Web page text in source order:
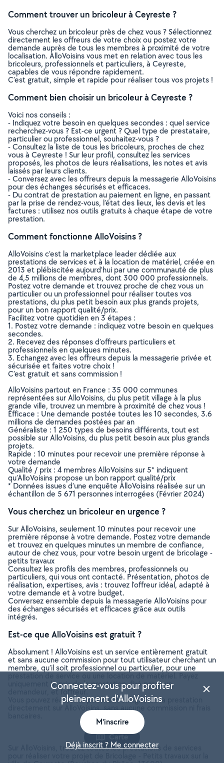
Comment trouver un bricoleur à Ceyreste ?
Vous cherchez un bricoleur près de chez vous ? Sélectionnez
directement les offreurs de votre choix ou postez votre
demande auprès de tous les membres à proximité de votre
localisation. AlloVoisins vous met en relation avec tous les
bricoleurs, professionnels et particuliers, à Ceyreste,
capables de vous répondre rapidement.
C’est gratuit, simple et rapide pour réaliser tous vos projets !
Comment bien choisir un bricoleur à Ceyreste ?
Voici nos conseils :
- Indiquez votre besoin en quelques secondes : quel service
recherchez-vous ? Est-ce urgent ? Quel type de prestataire,
particulier ou professionnel, souhaitez-vous ?
- Consultez la liste de tous les bricoleurs, proches de chez
vous à Ceyreste ! Sur leur profil, consultez les services
proposés, les photos de leurs réalisations, les notes et avis
laissés par leurs clients.
- Conversez avec les offreurs depuis la messagerie AlloVoisins
pour des échanges sécurisés et efficaces.
- Du contrat de prestation au paiement en ligne, en passant
par la prise de rendez-vous, l’état des lieux, les devis et les
factures : utilisez nos outils gratuits à chaque étape de votre
prestation.
Comment fonctionne AlloVoisins ?
AlloVoisins c’est la marketplace leader dédiée aux
prestations de services et à la location de matériel, créée en
2013 et plébiscitée aujourd’hui par une communauté de plus
de 4,5 millions de membres, dont 300 000 professionnels.
Postez votre demande et trouvez proche de chez vous un
particulier ou un professionnel pour réaliser toutes vos
prestations, du plus petit besoin aux plus grands projets,
pour un bon rapport qualité/prix.
Facilitez votre quotidien en 3 étapes :
1. Postez votre demande : indiquez votre besoin en quelques
secondes.
2. Recevez des réponses d’offreurs particuliers et
professionnels en quelques minutes.
3. Echangez avec les offreurs depuis la messagerie privée et
sécurisée et faites votre choix !
C’est gratuit et sans commission !
AlloVoisins partout en France : 35 000 communes
représentées sur AlloVoisins, du plus petit village à la plus
grande ville, trouvez un membre à proximité de chez vous !
Efficace : Une demande postée toutes les 10 secondes, 3.6
millions de demandes postées par an
Généraliste : 1 250 types de besoins différents, tout est
possible sur AlloVoisins, du plus petit besoin aux plus grands
projets.
Rapide : 10 minutes pour recevoir une première réponse à
votre demande
Qualité / prix : 4 membres AlloVoisins sur 5* indiquent
qu’AlloVoisins propose un bon rapport qualité/prix
* Données issues d’une enquête AlloVoisins réalisée sur un
échantillon de 5 671 personnes interrogées (Février 2024)
Vous cherchez un bricoleur en urgence ?
Sur AlloVoisins, seulement 10 minutes pour recevoir une
première réponse à votre demande. Postez votre demande
et trouvez en quelques minutes un membre de confiance,
autour de chez vous, pour votre besoin urgent de bricolage -
petits travaux
Consultez les profils des membres, professionnels ou
particuliers, qui vous ont contacté. Présentation, photos de
réalisation, expertises, avis : trouvez l'offreur idéal, adapté à
votre demande et à votre budget.
Conversez ensemble depuis la messagerie AlloVoisins pour
des échanges sécurisés et efficaces grâce aux outils
intégrés.
Est-ce que AlloVoisins est gratuit ?
Absolument ! AlloVoisins est un service entièrement gratuit
et sans aucune commission pour tout utilisateur cherchant un
membre, qu’il soit professionnel ou particulier, pour une
uniquement le prix de la prestation, fixé par vous,
demandeur, et l’offreur.
Vous pouvez réaliser le paiement en ligne de la prestation
directement sur AlloVoisins, sans aucune commission ni frais
Sur AlloVoisins, trouvez toutes les prestations de services
Carte
Connectez-vous pour profiter
pleinement d'AlloVoisins
M'inscrire
Déjà inscrit ? Me connecter